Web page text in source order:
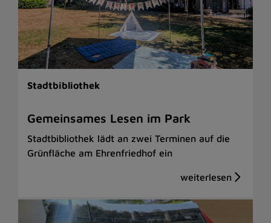
Stadtbibliothek
Gemeinsames Lesen im Park
Stadtbibliothek lädt an zwei Terminen auf die
Grünfläche am Ehrenfriedhof ein